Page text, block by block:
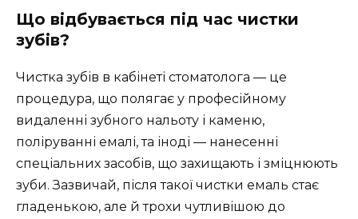
Що відбувається під час чистки
зубів?
Чистка зубів в кабінеті стоматолога — це
процедура, що полягає у професійному
видаленні зубного нальоту і каменю,
поліруванні емалі, та іноді — нанесенні
спеціальних засобів, що захищають і зміцнюють
зуби. Зазвичай, після такої чистки емаль стає
гладенькою, але й трохи чутливішою до